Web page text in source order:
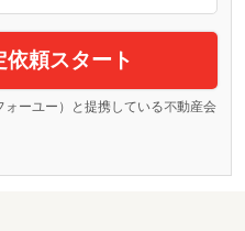
依頼スタート
ーユー）と提携している不動産会